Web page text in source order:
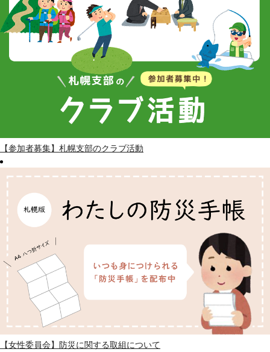
【参加者募集】札幌支部のクラブ活動
【女性委員会】防災に関する取組について